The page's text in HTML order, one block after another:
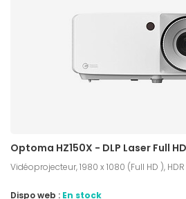
Optoma HZ150X - DLP Laser Full
Vidéoprojecteur, 1980 x 1080 (Full HD ), HDR
Dispo web : En stock